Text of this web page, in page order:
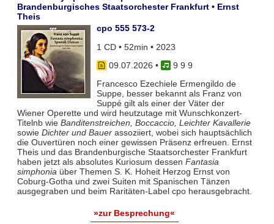
Brandenburgisches Staatsorchester Frankfurt • Ernst
Theis
cpo 555 573-2
1 CD • 52min • 2023
09.07.2026 •
9 9 9
Francesco Ezechiele Ermengildo de
Suppe, besser bekannt als Franz von
Suppé gilt als einer der Väter der
Wiener Operette und wird heutzutage mit Wunschkonzert-
Titelnb wie Banditenstreichen, Boccaccio, Leichter Kavallerie
sowie Dichter und Bauerassoziiert, wobei sich hauptsächlich
die Ouvertüren noch einer gewissen Präsenz erfreuen. Ernst
Theis und das Brandenburgische Staatsorchester Frankfurt
haben jetzt als absolutes Kuriosum dessen Fantasia
simphoniaüber Themen S. K. Hoheit Herzog Ernst von
Coburg-Gotha und zwei Suiten mit Spanischen Tänzen
ausgegraben und beim Raritäten-Label cpo herausgebracht.
»zur Besprechung«